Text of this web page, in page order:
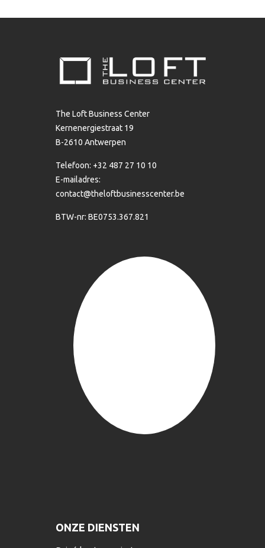
The Loft Business Center
Kernenergiestraat 19
B-2610 Antwerpen
Telefoon: +32 487 27 10 10
E-mailadres:
contact@theloftbusinesscenter.be
BTW-nr: BE0753.367.821
ONZE DIENSTEN